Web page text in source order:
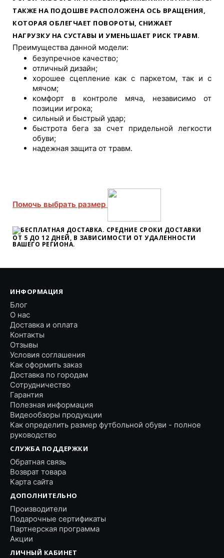
ТАКЖЕ НА ПОДОШВЕ РАСПОЛОЖЕНА ОСЬ ВРАЩЕНИЯ,
КОТОРАЯ ОБЛЕГЧАЕТ ПОВОРОТЫ, СНИЖАЕТ
НАГРУЗКУ НА СУСТАВЫ И УМЕНЬШАЕТ РИСК ТРАВМ.
Преимущества данной модели:
безупречное качество;
отличный дизайн;
хорошее сцепление как с паркетом, так и с
мячом;
комфорт в контроле мяча, независимо от
позиции игрока;
сильный и быстрый удар;
быстрота бега за счет придельной легкости
обуви;
надежная защита от травм.
Помочь выбрать размер
БЕСПЛАТНАЯ ДОСТАВКА. СРЕДНИЕ СРОКИ ДОСТАВКИ
ОТ 5 ДО 12 ДНЕЙ, В ЗАВИСИМОСТИ ОТ УДАЛЕННОСТИ
ВАШЕГО РЕГИОНА.
ИНФОРМАЦИЯ
Блог
О нас
Доставка и оплата
Контакты
Отзывы
Условия соглашения
Как оформить заказ
Доставка по городам
Сотрудничество
Гарантия
Полезная информация
Видеообзоры продукции
Как определить размер футбольной обуви - полное
руководство
СЛУЖБА ПОДДЕРЖКИ
Обратная связь
Возврат товара
Карта сайта
ДОПОЛНИТЕЛЬНО
Производители
Подарочные сертификаты
Партнерская программа
Акции
ЛИЧНЫЙ КАБИНЕТ